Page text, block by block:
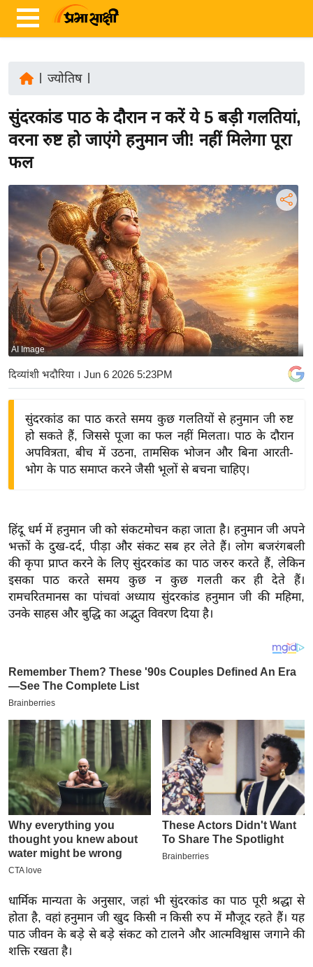
ज़ा
ख
र
रा
ष्ट्री
य
अं
त
र्रा
ष्ट्री
य
बि
ज़
ने
द्यो
वि
शे
ष
ज्ञ
रा
ज
ट
ल
क्रि
के
ट
I
P
L
2
2
6
क्रा
इ
ज्योतिष|
सुंदरकांड पाठ के दौरान न करें ये 5 बड़ी गलतियां,
वरना रुष्ट हो जाएंगे हनुमान जी! नहीं मिलेगा पूरा
फल
AI Image
दिव्यांशी भदौरिया । Jun 6 2026 5:23PM
सुंदरकांड का पाठ करते समय कुछ गलतियों से हनुमान जी रुष्ट
हो सकते हैं, जिससे पूजा का फल नहीं मिलता। पाठ के दौरान
अपवित्रता, बीच में उठना, तामसिक भोजन और बिना आरती-
भोग के पाठ समाप्त करने जैसी भूलों से बचना चाहिए।
हिंदू धर्म में हनुमान जी को संकटमोचन कहा जाता है। हनुमान जी अपने
भक्तों के दुख-दर्द, पीड़ा और संकट सब हर लेते हैं। लोग बजरंगबली
की कृपा प्राप्त करने के लिए सुंदरकांड का पाठ जरुर करते हैं, लेकिन
इसका पाठ करते समय कुछ न कुछ गलती कर ही देते हैं।
रामचरितमानस का पांचवां अध्याय सुंदरकांड हनुमान जी की महिमा,
उनके साहस और बुद्धि का अद्भुत विवरण दिया है।
धार्मिक मान्यता के अनुसार, जहां भी सुंदरकांड का पाठ पूरी श्रद्धा से
होता है, वहां हनुमान जी खुद किसी न किसी रुप में मौजूद रहते हैं। यह
पाठ जीवन के बड़े से बड़े संकट को टालने और आत्मविश्वास जगाने की
शक्ति रखता है।